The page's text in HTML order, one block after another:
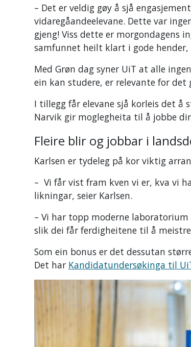
– Det er veldig gøy å sjå
vidaregåandeelevane. Dette var
gjeng! Viss dette er morgondagens
samfunnet heilt klart i gode hender,
Med Grøn dag syner UiT at alle
ein kan studere, er relevante for det
I tillegg får elevane sjå korleis det å
Narvik gir moglegheita til å jobbe
Fleire blir og jobbar i
Karlsen er tydeleg på kor viktig
– Vi får vist fram kven vi er, kva vi
likningar, seier Karlsen.
– Vi har topp moderne
slik dei får ferdigheitene til å
Som ein bonus er det dessutan
Det har Kandidatundersøkinga til